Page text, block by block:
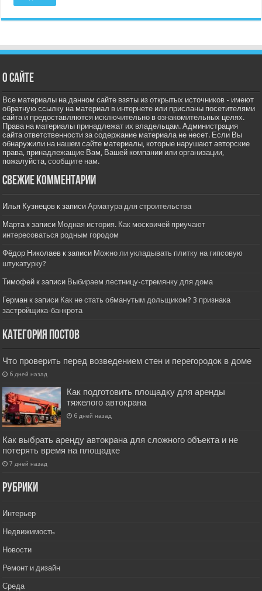
О сайте
Все материалы на данном сайте взяты из открытых источников - имеют
обратную ссылку на материал в интернете или присланы посетителями
сайта и предоставляются исключительно в ознакомительных целях.
Права на материалы принадлежат их владельцам. Администрация
сайта ответственности за содержание материала не несет. Если Вы
обнаружили на нашем сайте материалы, которые нарушают авторские
права, принадлежащие Вам, Вашей компании или организации,
пожалуйста,сообщите нам.
Свежие комментарии
Илья Кузнецов к записиАрматура для строительства
Мартак записи Модная история. Как москвичей приучают
интересоваться родным городом
Фёдор Николаев к записи Можно ли укладывать плитку на гипсовую
штукатурку?
Тимофей к записи Выбираем лестницу-стремянку для дома
Герман к записи Как не стать обманутым дольщиком? 3 признака
застройщика-банкрота
Категория постов
Что проверить перед возведением стен и перегородок в доме
6 дней назад
Как подготовить площадку для аренды
тяжелого автокрана
6 дней назад
Как выбрать аренду автокрана для сложного объекта и не
потерять время на площадке
7 дней назад
РУбрики
Интерьер
Недвижимость
Новости
Ремонт и дизайн
Среда